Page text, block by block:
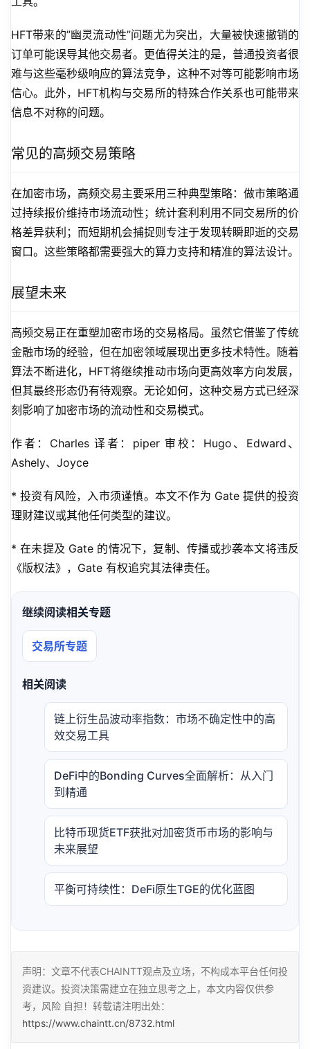
HFT带来的”幽灵流动性”问题尤为突出，大量被快速撤销的
订单可能误导其他交易者。更值得关注的是，普通投资者很
难与这些毫秒级响应的算法竞争，这种不对等可能影响市场
信心。此外，HFT机构与交易所的特殊合作关系也可能带来
信息不对称的问题。
常见的高频交易策略
在加密市场，高频交易主要采用三种典型策略：做市策略通
过持续报价维持市场流动性；统计套利利用不同交易所的价
格差异获利；而短期机会捕捉则专注于发现转瞬即逝的交易
窗口。这些策略都需要强大的算力支持和精准的算法设计。
展望未来
高频交易正在重塑加密市场的交易格局。虽然它借鉴了传统
金融市场的经验，但在加密领域展现出更多技术特性。随着
算法不断进化，HFT将继续推动市场向更高效率方向发展，
但其最终形态仍有待观察。无论如何，这种交易方式已经深
刻影响了加密市场的流动性和交易模式。
作者：Charles 译者：piper 审校：Hugo、Edward、
Ashely、Joyce
* 投资有风险，入市须谨慎。本文不作为 Gate 提供的投资
理财建议或其他任何类型的建议。
* 在未提及 Gate 的情况下，复制、传播或抄袭本文将违反
《版权法》，Gate 有权追究其法律责任。
继续阅读相关专题
交易所专题
相关阅读
链上衍生品波动率指数：市场不确定性中的高
效交易工具
DeFi中的Bonding Curves全面解析：从入门
到精通
比特币现货ETF获批对加密货币市场的影响与
未来展望
平衡可持续性：DeFi原生TGE的优化蓝图
声明：文章不代表CHAINTT观点及立场，不构成本平台任何投
资建议。投资决策需建立在独立思考之上，本文内容仅供参
考，风险 自担！转载请注明出处：
https://www.chaintt.cn/8732.html